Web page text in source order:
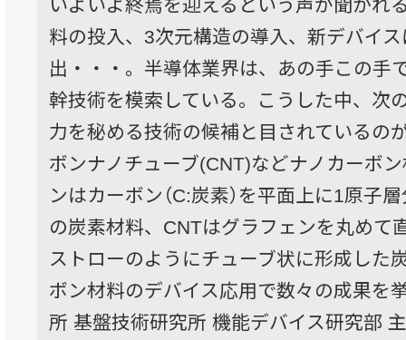
いよいよ終焉を迎えるという声が聞かれ
料の投入、3次元構造の導入、新デバイ
出・・・。半導体業界は、あの手この手
幹技術を模索している。こうした中、次
力を秘める技術の候補と目されているの
ボンナノチューブ(CNT)などナノカーボ
ンはカーボン（C:炭素）を平面上に1原子
の炭素材料、CNTはグラフェンを丸めて
ストローのようにチューブ状に形成した
ボン材料のデバイス応用で数々の成果を
所 基盤技術研究所 機能デバイス研究部